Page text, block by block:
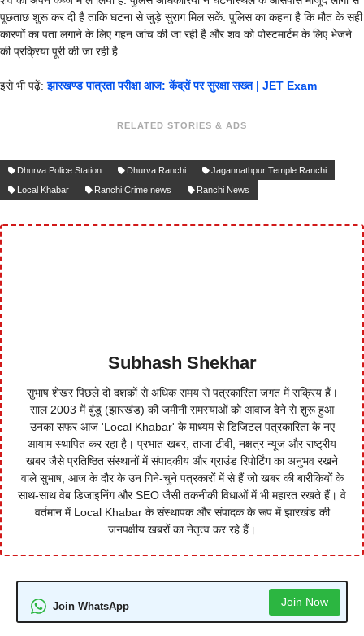
पूछताछ शुरू कर दी है ताकि घटना से जुड़े सुराग मिल सकें. पुलिस का कहना है कि मौत के सही
कारणों का पता लगाने के लिए गहन जांच की जा रही है और शव को पोस्टमार्टम के लिए भेजने
की प्रक्रिया पूरी की जा रही है.
इसे भी पढ़ें:झारखण्ड पात्रता परीक्षा आज: केंद्रों पर सुरक्षा सख्त | JET Exam
RELATED STORIES & ADS
Dhurva Police Station Dhurva Ranchi
Jagannathpur Temple Ranchi
Local Khabar
Ranchi Crime news Ranchi News
Subhash Shekhar
सुभाष शेखर पिछले दो दशकों से अधिक समय से पत्रकारिता जगत में सक्रिय हैं।
साल 2003 में बुंडू (झारखंड) की जमीनी समस्याओं को आवाज देने से शुरू हुआ
उनका सफर आज 'Local Khabar' के माध्यम से डिजिटल पत्रकारिता के नए
आयाम स्थापित कर रहा है। प्रभात खबर, ताजा टीवी, नक्षत्र न्यूज और राष्ट्रीय
खबर जैसे प्रतिष्ठित संस्थानों में संपादकीय और ग्राउंड रिपोर्टिंग का अनुभव रखने
वाले सुभाष, आज के दौर के उन गिने-चुने पत्रकारों में से हैं जो खबर की बारीकियों के
साथ-साथ वेब डिजाइनिंग और SEO जैसी तकनीकी विधाओं में भी महारत रखते हैं। वे
वर्तमान में Local Khabar के संस्थापक और संपादक के रूप में झारखंड की
जनपक्षीय खबरों का नेतृत्व कर रहे हैं।
Join WhatsApp Join Now